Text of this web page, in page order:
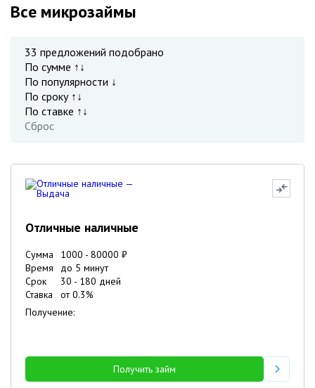
Все микрозаймы
33 предложений подобрано
По сумме ↑↓
По популярности ↓
По сроку ↑↓
По ставке ↑↓
Сброс
Отличные наличные
Сумма 1000 - 80000 ₽
Время
до 5 минут
Срок
30 - 180 дней
Ставка
от0.3%
Получение:
Получить займ